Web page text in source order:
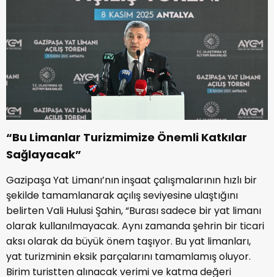
“Bu Limanlar Turizmimize Önemli Katkılar
Sağlayacak”
Gazipaşa Yat Limanı’nın inşaat çalışmalarının hızlı bir
şekilde tamamlanarak açılış seviyesine ulaştığını
belirten Vali Hulusi Şahin, “Burası sadece bir yat limanı
olarak kullanılmayacak. Aynı zamanda şehrin bir ticari
aksı olarak da büyük önem taşıyor. Bu yat limanları,
yat turizminin eksik parçalarını tamamlamış oluyor.
Birim turistten alınacak verimi ve katma değeri